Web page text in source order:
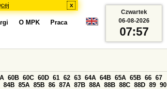
x
O MPK Praca
60B 60C 60D 61 62 63 64A 64B 65A 65B 66 67
84B 85A 85B 86 87A 87B 88A 88B 88C 88D 89 90
Czwartek
06-08-2026
07:57